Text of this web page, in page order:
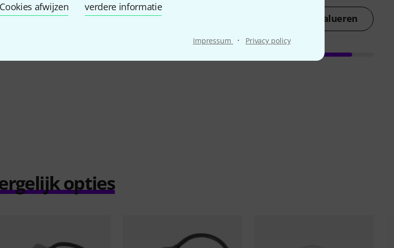
Cookies afwijzen verdere informatie
Impressum · Privacy policy
4.7/ 5 Nu evalueren
opties